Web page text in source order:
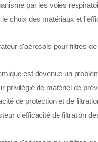
par les voies
choix des matériaux et
est devenue un
privilégié de matériel de
de protection et de
d'efficacité de filtration